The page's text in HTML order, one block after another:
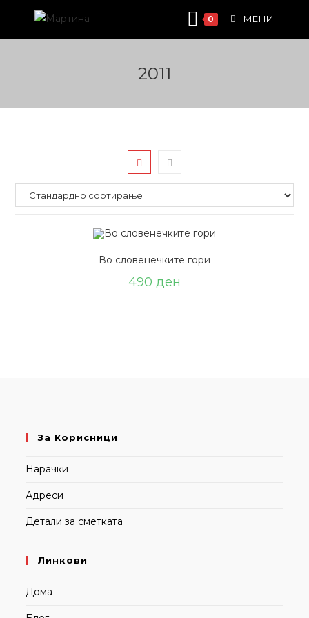
content
0 МЕНИ
2011
Во словенечките гори
490 ден
За Корисници
Нарачки
Адреси
Детали за сметката
Линкови
Дома